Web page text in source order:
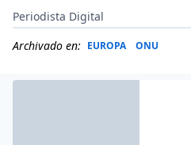
Periodista Digital
Archivado en: EUROPA ONU